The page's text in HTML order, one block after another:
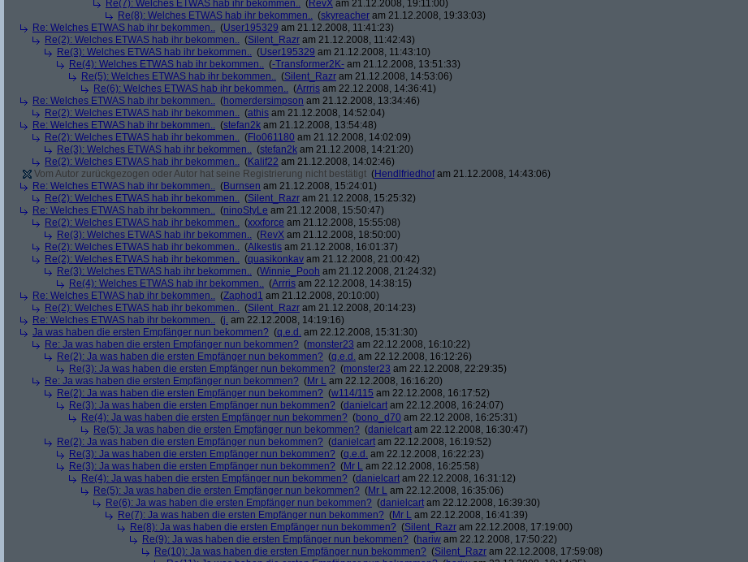
Re(7): Welches ETWAS hab ihr bekommen.. (RevX am 21.12.2008, 19:11:00)
Re(8): Welches ETWAS hab ihr bekommen.. (skyreacher am 21.12.2008, 19:33:03)
Re: Welches ETWAS hab ihr bekommen.. (User195329 am 21.12.2008, 11:41:23)
Re(2): Welches ETWAS hab ihr bekommen.. (Silent_Razr am 21.12.2008, 11:42:43)
Re(3): Welches ETWAS hab ihr bekommen.. (User195329 am 21.12.2008, 11:43:10)
Re(4): Welches ETWAS hab ihr bekommen.. (-Transformer2K- am 21.12.2008, 13:51:33)
Re(5): Welches ETWAS hab ihr bekommen.. (Silent_Razr am 21.12.2008, 14:53:06)
Re(6): Welches ETWAS hab ihr bekommen.. (Arrris am 22.12.2008, 14:36:41)
Re: Welches ETWAS hab ihr bekommen.. (homerdersimpson am 21.12.2008, 13:34:46)
Re(2): Welches ETWAS hab ihr bekommen.. (athis am 21.12.2008, 14:52:04)
Re: Welches ETWAS hab ihr bekommen.. (stefan2k am 21.12.2008, 13:54:48)
Re(2): Welches ETWAS hab ihr bekommen.. (Flo061180 am 21.12.2008, 14:02:09)
Re(3): Welches ETWAS hab ihr bekommen.. (stefan2k am 21.12.2008, 14:21:20)
Re(2): Welches ETWAS hab ihr bekommen.. (Kalif22 am 21.12.2008, 14:02:46)
Vom Autor zurückgezogen oder Autor hat seine Registrierung nicht bestätigt (Hendlfriedhofam 21.12.2008, 14:43:06)
Re: Welches ETWAS hab ihr bekommen.. (Burnsen am 21.12.2008, 15:24:01)
Re(2): Welches ETWAS hab ihr bekommen.. (Silent_Razr am 21.12.2008, 15:25:32)
Re: Welches ETWAS hab ihr bekommen.. (ninoStyLe am 21.12.2008, 15:50:47)
Re(2): Welches ETWAS hab ihr bekommen.. (xxxforce am 21.12.2008, 15:55:08)
Re(3): Welches ETWAS hab ihr bekommen.. (RevX am 21.12.2008, 18:50:00)
Re(2): Welches ETWAS hab ihr bekommen.. (Alkestis am 21.12.2008, 16:01:37)
Re(2): Welches ETWAS hab ihr bekommen.. (quasikonkav am 21.12.2008, 21:00:42)
Re(3): Welches ETWAS hab ihr bekommen.. (Winnie_Pooh am 21.12.2008, 21:24:32)
Re(4): Welches ETWAS hab ihr bekommen.. (Arrris am 22.12.2008, 14:38:15)
Re: Welches ETWAS hab ihr bekommen.. (Zaphod1 am 21.12.2008, 20:10:00)
Re(2): Welches ETWAS hab ihr bekommen.. (Silent_Razr am 21.12.2008, 20:14:23)
Re: Welches ETWAS hab ihr bekommen.. (j. am 22.12.2008, 14:19:16)
Ja was haben die ersten Empfänger nun bekommen? (q.e.d. am 22.12.2008, 15:31:30)
Re: Ja was haben die ersten Empfänger nun bekommen? (monster23 am 22.12.2008, 16:10:22)
Re(2): Ja was haben die ersten Empfänger nun bekommen? (q.e.d. am 22.12.2008, 16:12:26)
Re(3): Ja was haben die ersten Empfänger nun bekommen? (monster23 am 22.12.2008, 22:29:35)
Re: Ja was haben die ersten Empfänger nun bekommen? (Mr L am 22.12.2008, 16:16:20)
Re(2): Ja was haben die ersten Empfänger nun bekommen? (w114/115 am 22.12.2008, 16:17:52)
Re(3): Ja was haben die ersten Empfänger nun bekommen? (danielcart am 22.12.2008, 16:24:07)
Re(4): Ja was haben die ersten Empfänger nun bekommen? (bono_d70 am 22.12.2008, 16:25:31)
Re(5): Ja was haben die ersten Empfänger nun bekommen? (danielcart am 22.12.2008, 16:30:47)
Re(2): Ja was haben die ersten Empfänger nun bekommen? (danielcart am 22.12.2008, 16:19:52)
Re(3): Ja was haben die ersten Empfänger nun bekommen? (q.e.d. am 22.12.2008, 16:22:23)
Re(3): Ja was haben die ersten Empfänger nun bekommen? (Mr L am 22.12.2008, 16:25:58)
Re(4): Ja was haben die ersten Empfänger nun bekommen? (danielcart am 22.12.2008, 16:31:12)
Re(5): Ja was haben die ersten Empfänger nun bekommen? (Mr L am 22.12.2008, 16:35:06)
Re(6): Ja was haben die ersten Empfänger nun bekommen? (danielcart am 22.12.2008, 16:39:30)
Re(7): Ja was haben die ersten Empfänger nun bekommen? (Mr L am 22.12.2008, 16:41:39)
Re(8): Ja was haben die ersten Empfänger nun bekommen? (Silent_Razr am 22.12.2008, 17:19:00)
Re(9): Ja was haben die ersten Empfänger nun bekommen? (hariw am 22.12.2008, 17:50:22)
Re(10): Ja was haben die ersten Empfänger nun bekommen? (Silent_Razr am 22.12.2008, 17:59:08)